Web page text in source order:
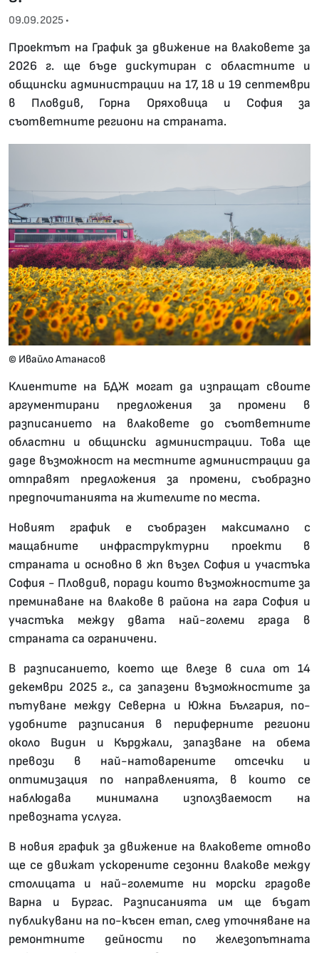
09.09.2025 •
Проектът на График за движение на влаковете за
2026 г. ще бъде дискутиран с областните и
общински администрации на 17, 18 и 19 септември
в Пловдив, Горна Оряховица и София за
съответните региони на страната.
© Ивайло Атанасов
Клиентите на БДЖ могат да изпращат своите
аргументирани предложения за промени в
разписанието на влаковете до съответните
областни и общински администрации. Това ще
даде възможност на местните администрации да
отправят предложения за промени, съобразно
предпочитанията на жителите по места.
Новият график е съобразен максимално с
мащабните инфраструктурни проекти в
страната и основно в жп възел София и участъка
София - Пловдив, поради които възможностите за
преминаване на влакове в района на гара София и
участъка между двата най-големи града в
страната са ограничени.
В разписанието, което ще влезе в сила от 14
декември 2025 г., са запазени възможностите за
пътуване между Северна и Южна България, по-
удобните разписания в периферните региони
около Видин и Кърджали, запазване на обема
превози в най-натоварените отсечки и
оптимизация по направленията, в които се
наблюдава минимална използваемост на
превозната услуга.
В новия график за движение на влаковете отново
ще се движат ускорените сезонни влакове между
столицата и най-големите ни морски градове
Варна и Бургас. Разписанията им ще бъдат
публикувани на по-късен етап, след уточняване на
ремонтните дейности по железопътната